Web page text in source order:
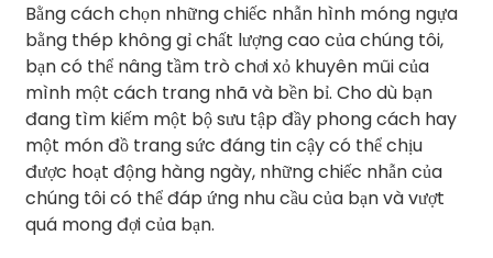
Bằng cách chọn những chiếc nhẫn hình móng ngựa
bằng thép không gỉ chất lượng cao của chúng tôi,
bạn có thể nâng tầm trò chơi xỏ khuyên mũi của
mình một cách trang nhã và bền bỉ. Cho dù bạn
đang tìm kiếm một bộ sưu tập đầy phong cách hay
một món đồ trang sức đáng tin cậy có thể chịu
được hoạt động hàng ngày, những chiếc nhẫn của
chúng tôi có thể đáp ứng nhu cầu của bạn và vượt
quá mong đợi của bạn.